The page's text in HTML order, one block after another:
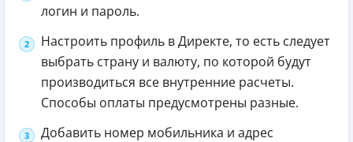
логин и пароль.
Настроить профиль в Директе, то есть следует
выбрать страну и валюту, по которой будут
производиться все внутренние расчеты.
Способы оплаты предусмотрены разные.
Добавить номер мобильника и адрес